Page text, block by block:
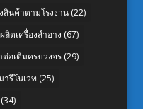
สินค้าตามโรงงาน(22)
ลิตเครื่องสำอาง (67)
ต่อเติมครบวงจร(29)
ารีโนเวท (25)
(34)